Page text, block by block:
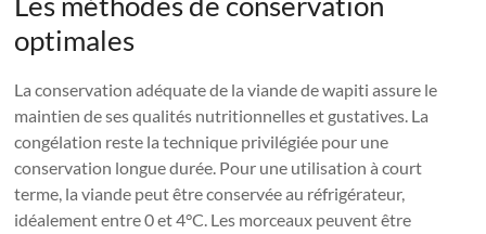
optimales
La conservation adéquate de la viande de wapiti assure le
maintien de ses qualités nutritionnelles et gustatives. La
congélation reste la technique privilégiée pour une
conservation longue durée. Pour une utilisation à court
terme, la viande peut être conservée au réfrigérateur,
idéalement entre 0 et 4°C. Les morceaux peuvent être